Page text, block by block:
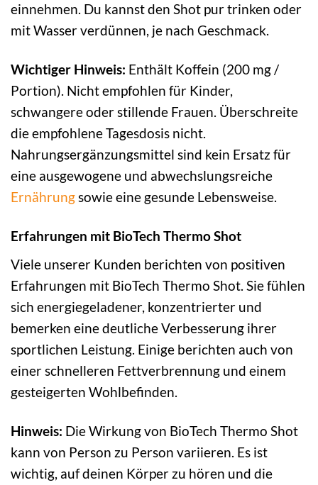
einnehmen. Du kannst den Shot pur trinken oder
mit Wasser verdünnen, je nach Geschmack.
Wichtiger Hinweis: Enthält Koffein (200 mg /
Portion). Nicht empfohlen für Kinder,
schwangere oder stillende Frauen. Überschreite
die empfohlene Tagesdosis nicht.
Nahrungsergänzungsmittel sind kein Ersatz für
eine ausgewogene und abwechslungsreiche
Ernährungsowie eine gesunde Lebensweise.
Erfahrungen mit BioTech Thermo Shot
Viele unserer Kunden berichten von positiven
Erfahrungen mit BioTech Thermo Shot. Sie fühlen
sich energiegeladener, konzentrierter und
bemerken eine deutliche Verbesserung ihrer
sportlichen Leistung. Einige berichten auch von
einer schnelleren Fettverbrennung und einem
gesteigerten Wohlbefinden.
Hinweis: Die Wirkung von BioTech Thermo Shot
kann von Person zu Person variieren. Es ist
wichtig, auf deinen Körper zu hören und die